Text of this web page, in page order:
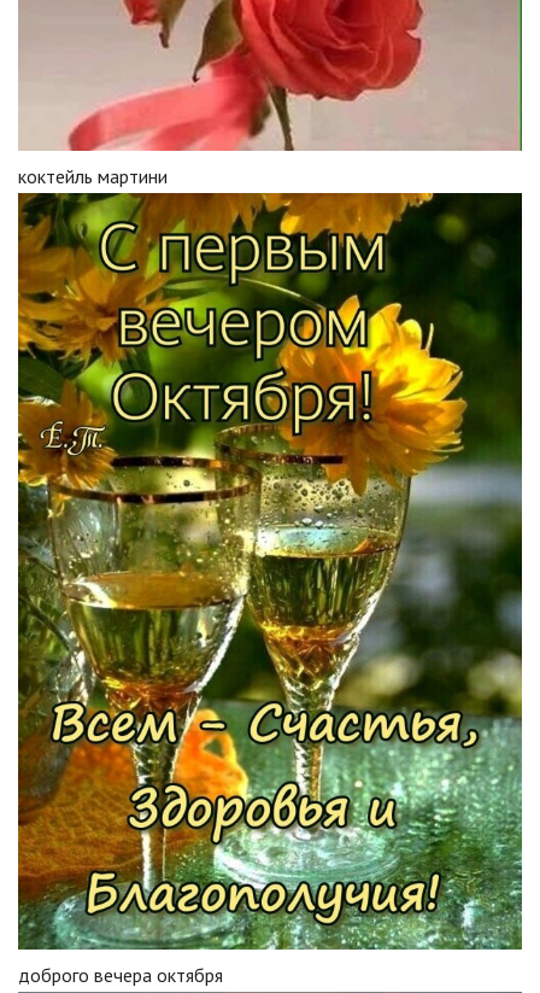
коктейль мартини
доброго вечера октября